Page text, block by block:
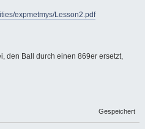
expmetmys/Lesson2.pdf
den Ball durch einen 869er ersetzt,
Gespeichert